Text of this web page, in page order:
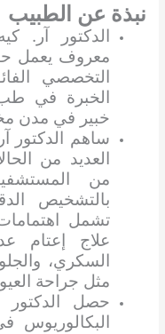
نبذة عن الطبيب
الدكتور آر.
معروف يعمل
الخبرة في
خبير في مدن
ساهم الدكتور
العديد من
من
بالتشخيص
تشمل
علاج إعتام
السكري،
مثل جراحة
حصل الدكتور
البكالوريوس